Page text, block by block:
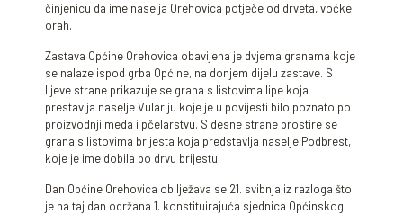
činjenicu da ime naselja Orehovica potječe od drveta, voćke
orah.
Zastava Općine Orehovica obavijena je dvjema granama koje
se nalaze ispod grba Općine, na donjem dijelu zastave. S
lijeve strane prikazuje se grana s listovima lipe koja
prestavlja naselje Vulariju koje je u povijesti bilo poznato po
proizvodnji meda i pčelarstvu. S desne strane prostire se
grana s listovima brijesta koja predstavlja naselje Podbrest,
koje je ime dobila po drvu brijestu.
Dan Općine Orehovica obilježava se 21. svibnja iz razloga što
je na taj dan održana 1. konstituirajuća sjednica Općinskog